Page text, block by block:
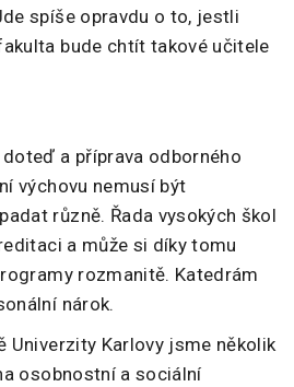
spíše opravdu o to, jestli
bude chtít takové učitele
a příprava odborného
výchovu nemusí být
různě. Řada vysokých škol
a může si díky tomu
rozmanitě. Katedrám
nárok.
Univerzity Karlovy jsme několik
osobnostní a sociální